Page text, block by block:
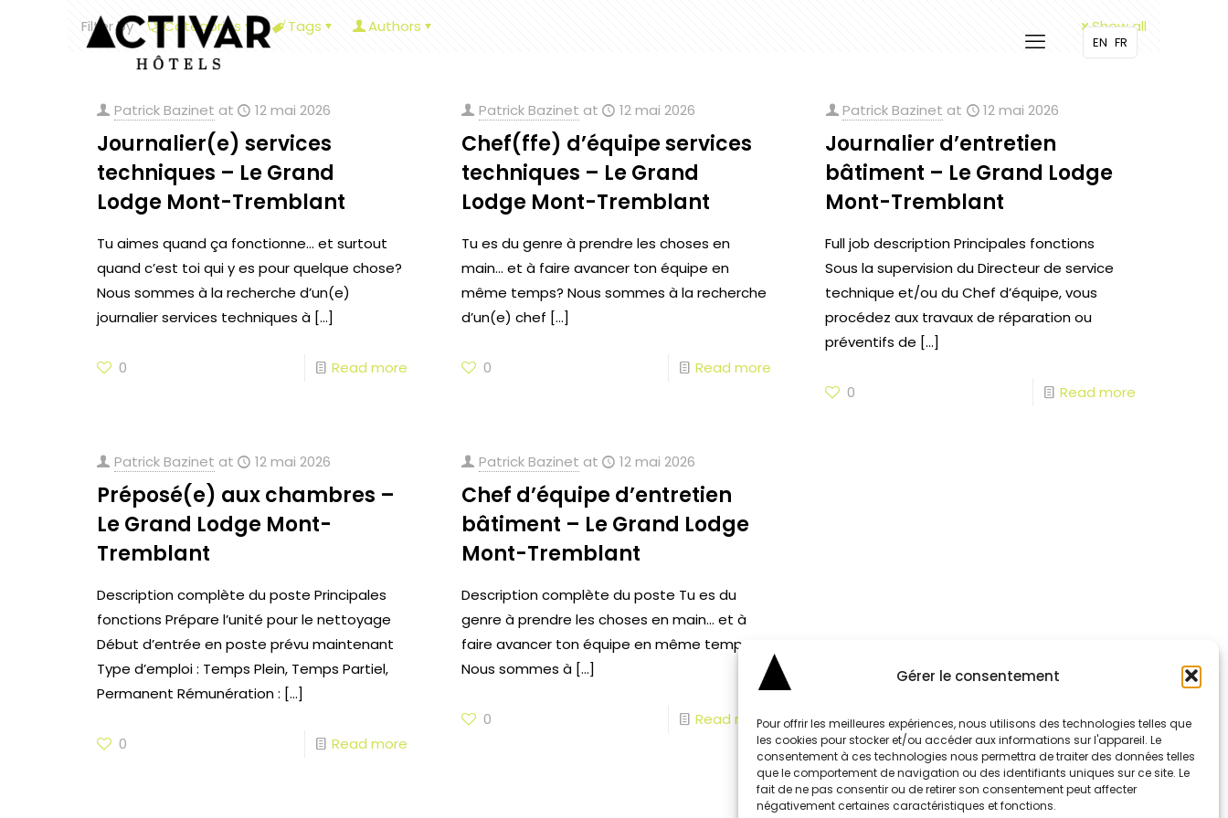
Gérer le consentement
Pour offrir les meilleures expériences, nous utilisons des technologies telles que
les cookies pour stocker et/ou accéder aux informations sur l'appareil. Le
consentement à ces technologies nous permettra de traiter des données telles
que le comportement de navigation ou des identifiants uniques sur ce site. Le
fait de ne pas consentir ou de retirer son consentement peut affecter
négativement certaines caractéristiques et fonctions.
EN FR
Filter by Categories Tags Authors Show all
Patrick Bazinet at 12 mai 2026
Journalier(e) services
techniques – Le Grand
Lodge Mont-Tremblant
Tu aimes quand ça fonctionne… et surtout
quand c’est toi qui y es pour quelque chose?
Nous sommes à la recherche d’un(e)
journalier services techniques à[…]
0 Read more
Patrick Bazinet at 12 mai 2026
Chef(ffe) d’équipe services
techniques – Le Grand
Lodge Mont-Tremblant
Tu es du genre à prendre les choses en
main… et à faire avancer ton équipe en
même temps? Nous sommes à la recherche
d’un(e) chef […]
0 Read more
Patrick Bazinet at 12 mai 2026
Journalier d’entretien
bâtiment – Le Grand Lodge
Mont-Tremblant
Full job description Principales fonctions
Sous la supervision du Directeur de service
technique et/ou du Chef d’équipe, vous
procédez aux travaux de réparation ou
préventifs de […]
0 Read more
Patrick Bazinet at 12 mai 2026
Préposé(e) aux chambres –
Le Grand Lodge Mont-
Tremblant
Description complète du poste Principales
fonctions Prépare l’unité pour le nettoyage
Début d’entrée en poste prévu maintenant
Type d’emploi : Temps Plein, Temps Partiel,
Permanent Rémunération : […]
0 Read more
Patrick Bazinet at 12 mai 2026
Chef d’équipe d’entretien
bâtiment – Le Grand Lodge
Mont-Tremblant
Description complète du poste Tu es du
genre à prendre les choses en main… et à
faire avancer ton équipe en même temps?
Nous sommes à[…]
0 Read more